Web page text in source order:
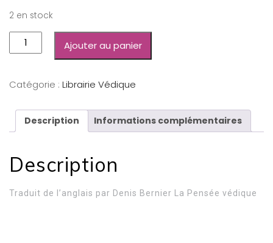
2 en stock
Ajouter au panier
Catégorie : Librairie Védique
Description Informations complémentaires
Description
Traduit de l’anglais par Denis Bernier La Pensée védique